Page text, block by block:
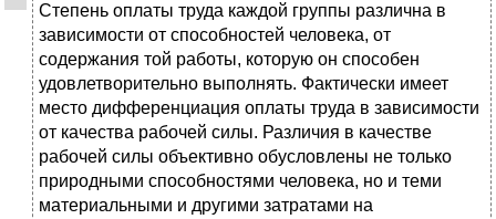
Степень оплаты труда каждой группы различна в
зависимости от способностей человека, от
содержания той работы, которую он способен
удовлетворительно выполнять. Фактически имеет
место дифференциация оплаты труда в зависимости
от качества рабочей силы. Различия в качестве
рабочей силы объективно обусловлены не только
природными способностями человека, но и теми
материальными и другими затратами на